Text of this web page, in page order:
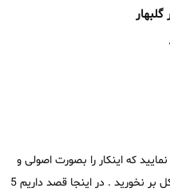
گلبهار
که اینکار را بصورت اصولی و
قانونی انجام دهید که در آینده به مشکل بر نخورید . در اینجا قصد داریم 5